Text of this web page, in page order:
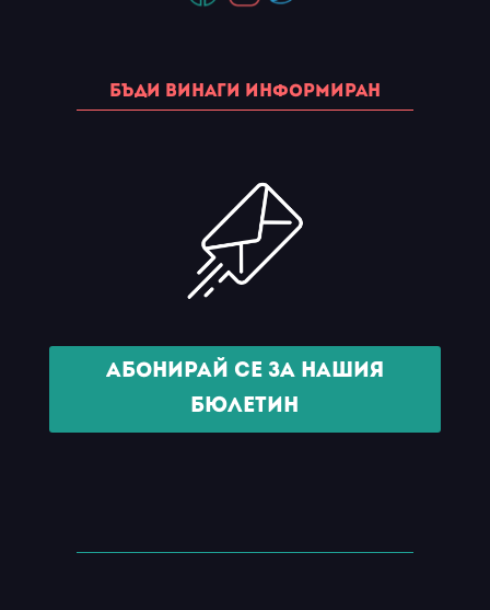
Бъди винаги информиран
Абонирай се за нашия
бюлетин